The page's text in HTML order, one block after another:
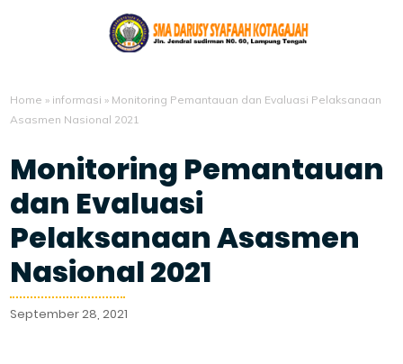
Home » informasi » Monitoring Pemantauan dan Evaluasi Pelaksanaan
Asasmen Nasional 2021
Monitoring Pemantauan
dan Evaluasi
Pelaksanaan Asasmen
Nasional 2021
September 28, 2021